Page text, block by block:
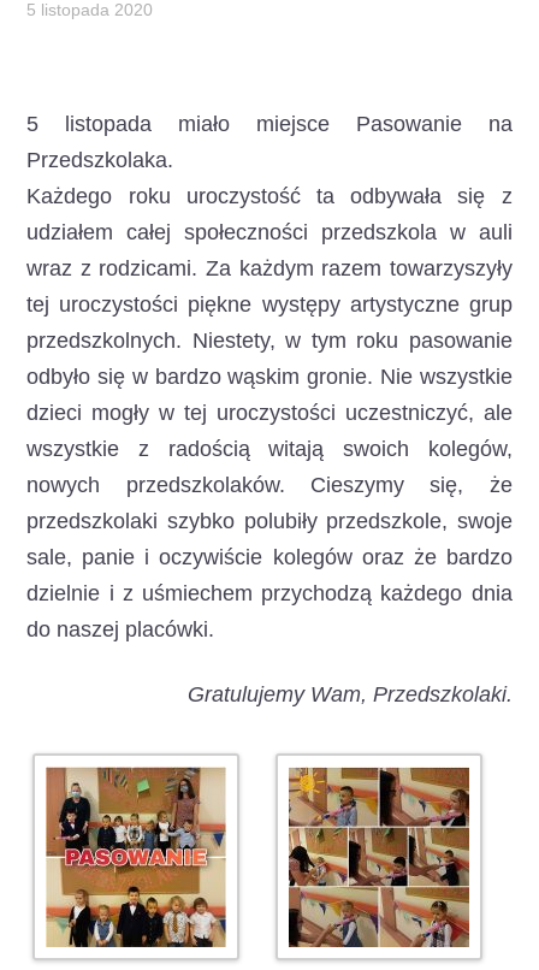
5 listopada 2020
5 listopada miało miejsce Pasowanie na
Przedszkolaka.
Każdego roku uroczystość ta odbywała się z
udziałem całej społeczności przedszkola w auli
wraz z rodzicami. Za każdym razem towarzyszyły
tej uroczystości piękne występy artystyczne grup
przedszkolnych. Niestety, w tym roku pasowanie
odbyło się w bardzo wąskim gronie. Nie wszystkie
dzieci mogły w tej uroczystości uczestniczyć, ale
wszystkie z radością witają swoich kolegów,
nowych przedszkolaków. Cieszymy się, że
przedszkolaki szybko polubiły przedszkole, swoje
sale, panie i oczywiście kolegów oraz że bardzo
dzielnie i z uśmiechem przychodzą każdego dnia
do naszej placówki.
Gratulujemy Wam, Przedszkolaki.